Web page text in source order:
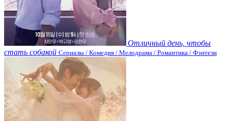
Отличный день, чтобы
стать собакой Сериалы / Комедия / Мелодрама / Романтика / Фэнтези